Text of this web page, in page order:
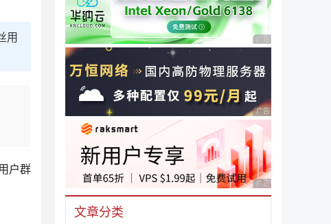
用
户群
广告 商业广告，理性
广告 商业广告，理性
广告 商业广告，理性
文章分类